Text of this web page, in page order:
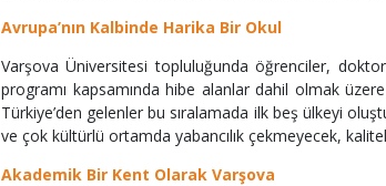
Avrupa’nın Kalbinde Harika Bir Okul
Varşova Üniversitesi topluluğunda öğrenciler,
programı kapsamında hibe alanlar dahil olmak
Türkiye’den gelenler bu sıralamada ilk beş ülkeyi
ve çok kültürlü ortamda yabancılık çekmeyecek,
Akademik Bir Kent Olarak Varşova